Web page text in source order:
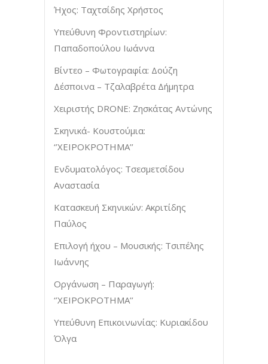
Ήχος: Ταχτσίδης Χρήστος
Υπεύθυνη Φροντιστηρίων:
Παπαδοπούλου Ιωάννα
Βίντεο – Φωτογραφία: Δούζη
Δέσποινα – Τζαλαβρέτα Δήμητρα
Χειριστής DRONE: Ζησκάτας Αντώνης
Σκηνικά- Κουστούμια:
‘’ΧΕΙΡΟΚΡΟΤΗΜΑ’’
Ενδυματολόγος: Τσεσμετσίδου
Αναστασία
Κατασκευή Σκηνικών: Ακριτίδης
Παύλος
Επιλογή ήχου – Mουσικής: Τσιπέλης
Ιωάννης
Οργάνωση – Παραγωγή:
‘’ΧΕΙΡΟΚΡΟΤΗΜΑ’’
Υπεύθυνη Επικοινωνίας: Κυριακίδου
Όλγα